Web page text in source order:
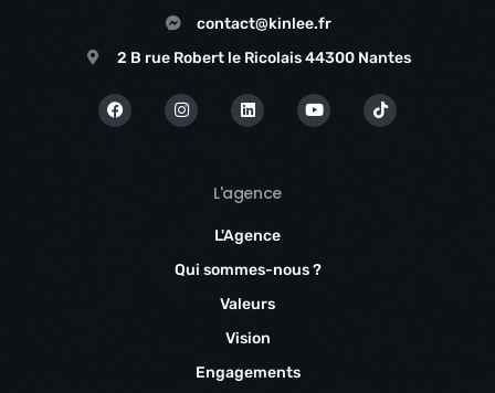
contact@kinlee.fr
2 B rue Robert le Ricolais 44300 Nantes
L'agence
L'Agence
Qui sommes-nous ?
Valeurs
Vision
Engagements